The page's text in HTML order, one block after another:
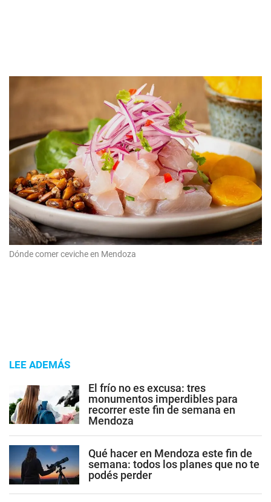
Dónde comer ceviche en Mendoza
LEE ADEMÁS
El frío no es excusa: tres
monumentos imperdibles para
recorrer este fin de semana en
Mendoza
Qué hacer en Mendoza este fin de
semana: todos los planes que no te
podés perder